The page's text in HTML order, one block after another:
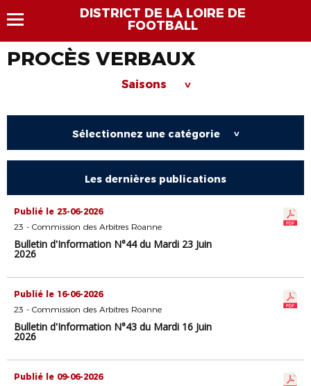
DISTRICT DE LA LOIRE DE
FOOTBALL
PROCÈS VERBAUX
Saisons >
Sélectionnez une catégorie >
Les dernières publications
Publié le 23-06-2026
23 - Commission des Arbitres Roanne
Bulletin d'Information N°44 du Mardi 23 Juin
2026
Publié le 16-06-2026
23 - Commission des Arbitres Roanne
Bulletin d'Information N°43 du Mardi 16 Juin
2026
Publié le 09-06-2026